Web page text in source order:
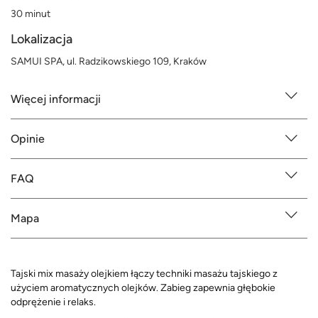
30 minut
Lokalizacja
SAMUI SPA, ul. Radzikowskiego 109, Kraków
Więcej informacji
Opinie
FAQ
Mapa
Tajski mix masaży olejkiem łączy techniki masażu tajskiego z
użyciem aromatycznych olejków. Zabieg zapewnia głębokie
odprężenie i relaks.